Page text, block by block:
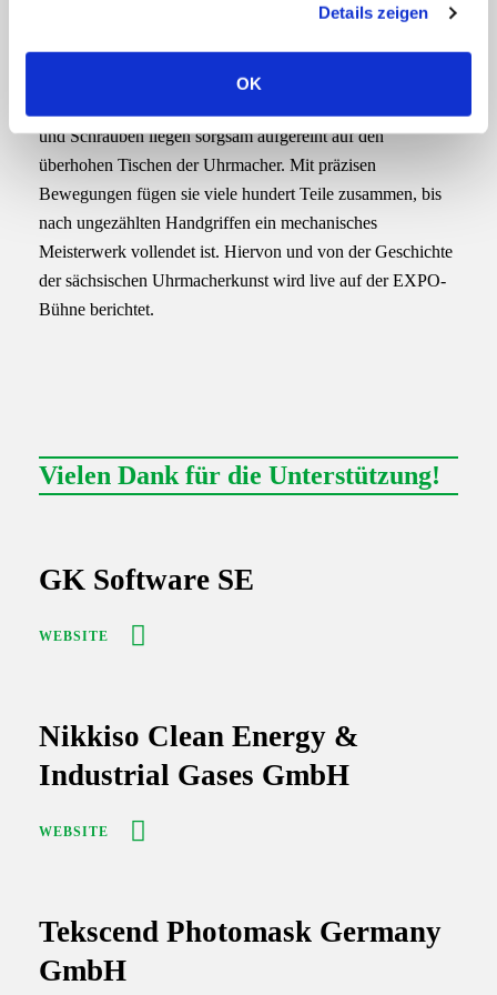
Details zeigen
OK
Uhrmacherkunst aus Sachsen
Konzentrierte Stille herrscht in den Produktionsräumen von
und Schrauben liegen sorgsam aufgereiht auf den
überhohen Tischen der Uhrmacher. Mit präzisen
Bewegungen fügen sie viele hundert Teile zusammen, bis
nach ungezählten Handgriffen ein mechanisches
Meisterwerk vollendet ist. Hiervon und von der Geschichte
der sächsischen Uhrmacherkunst wird live auf der EXPO-
Bühne berichtet.
Vielen Dank für die Unterstützung!
GK Software SE
WEBSITE
Nikkiso Clean Energy &
Industrial Gases GmbH
WEBSITE
Tekscend Photomask Germany
GmbH